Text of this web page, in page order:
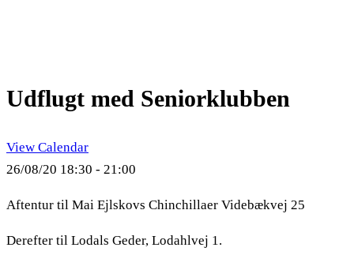
Udflugt med Seniorklubben
View Calendar
26/08/20 18:30 - 21:00
Aftentur til Mai Ejlskovs Chinchillaer Videbækvej 25
Derefter til Lodals Geder, Lodahlvej 1.